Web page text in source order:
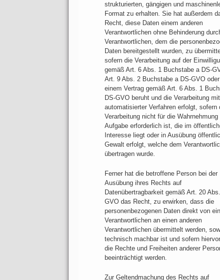
strukturierten, gängigen und
Format zu erhalten. Sie hat außerdem
Recht, diese Daten einem anderen
Verantwortlichen ohne Behinderung
Verantwortlichen, dem die
Daten bereitgestellt wurden, zu
sofern die Verarbeitung auf der
gemäß Art. 6 Abs. 1 Buchstabe a DS-
Art. 9 Abs. 2 Buchstabe a DS-GVO
einem Vertrag gemäß Art. 6 Abs. 1
DS-GVO beruht und die Verarbeitung
automatisierter Verfahren erfolgt, sofern
Verarbeitung nicht für die Wahrnehmung
Aufgabe erforderlich ist, die im
Interesse liegt oder in Ausübung
Gewalt erfolgt, welche dem
übertragen wurde.
Ferner hat die betroffene Person bei der
Ausübung ihres Rechts auf
Datenübertragbarkeit gemäß Art. 20
GVO das Recht, zu erwirken, dass die
personenbezogenen Daten direkt von
Verantwortlichen an einen anderen
Verantwortlichen übermittelt werden,
technisch machbar ist und sofern
die Rechte und Freiheiten anderer
beeinträchtigt werden.
Zur Geltendmachung des Rechts auf